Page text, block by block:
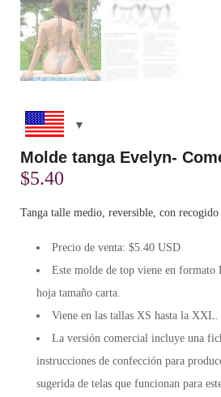
Molde tanga Evelyn-
$5.40
Tanga talle medio, reversible, con recogido
Precio de venta: $5.40 USD
Este molde de top viene en formato
hoja tamaño carta.
Viene en las tallas XS hasta la XXL.
La versión comercial incluye una
instrucciones de confección para
sugerida de telas que funcionan para